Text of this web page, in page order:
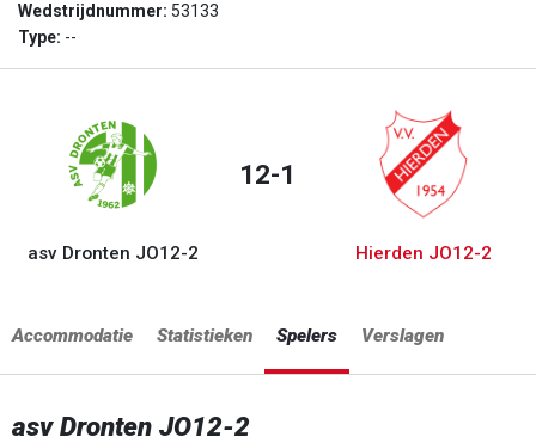
Wedstrijdnummer: 53133
Type: --
asv Dronten JO12-2
12-1
Hierden JO12-2
Accommodatie Statistieken Spelers Verslagen
asv Dronten JO12-2